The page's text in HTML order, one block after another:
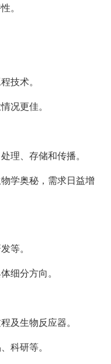
。
技术。
况更佳。
理、存储和传播。
学奥秘，需求日益增
等。
细分方向。
及生物反应器。
科研等。